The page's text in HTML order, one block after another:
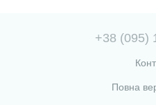
+38 (095)
Повна